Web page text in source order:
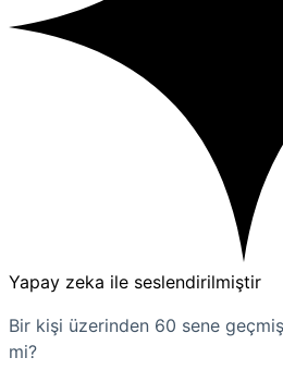
Yapay zeka ile seslendirilmiştir
Bir kişi üzerinden 60 sene
mi?